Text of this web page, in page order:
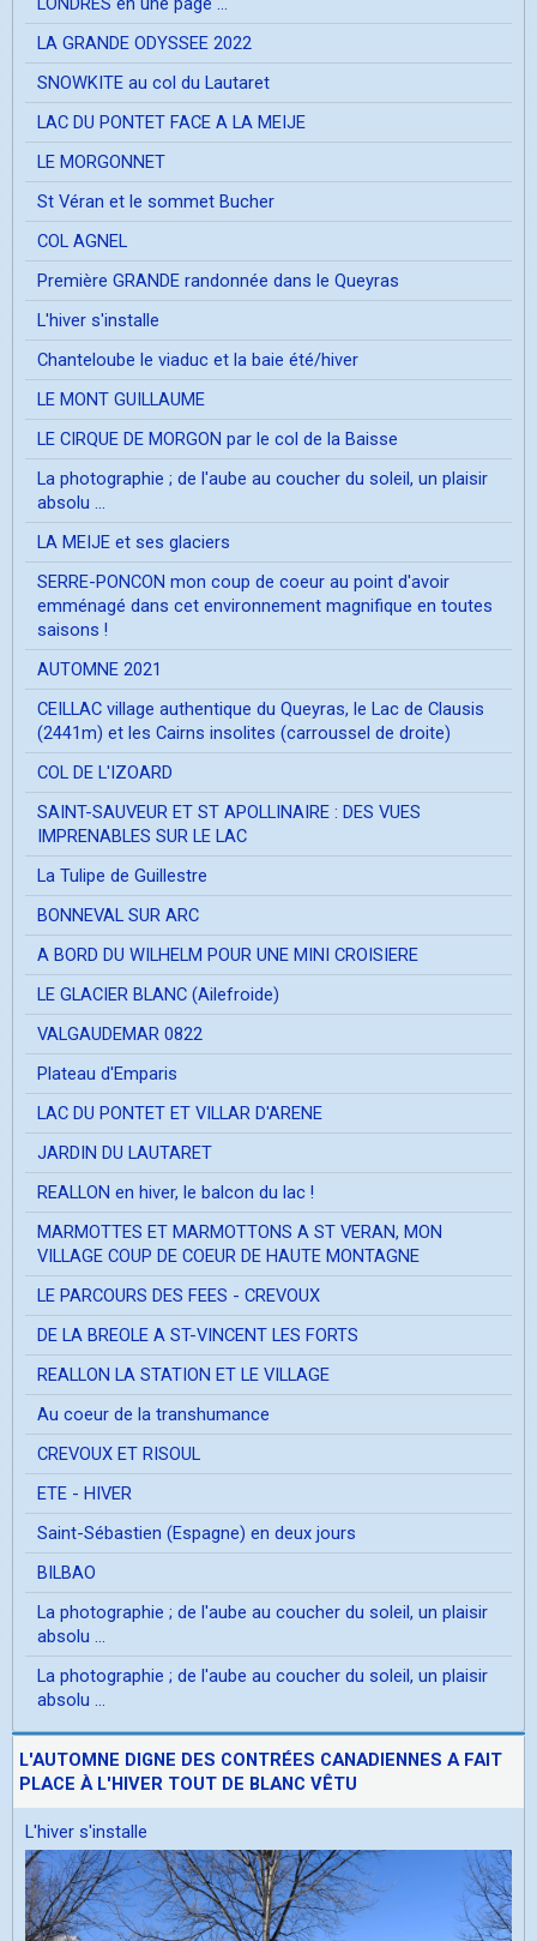
LA GRANDE ODYSSEE 2022
SNOWKITE au col du Lautaret
LAC DU PONTET FACE A LA MEIJE
LE MORGONNET
St Véran et le sommet Bucher
COL AGNEL
Première GRANDE randonnée dans le Queyras
L'hiver s'installe
Chanteloube le viaduc et la baie été/hiver
LE MONT GUILLAUME
LE CIRQUE DE MORGON par le col de la Baisse
La photographie ; de l'aube au coucher du soleil, un plaisir
absolu ...
LA MEIJE et ses glaciers
SERRE-PONCON mon coup de coeur au point d'avoir
emménagé dans cet environnement magnifique en toutes
saisons !
AUTOMNE 2021
CEILLAC village authentique du Queyras, le Lac de Clausis
(2441m) et les Cairns insolites (carroussel de droite)
COL DE L'IZOARD
SAINT-SAUVEUR ET ST APOLLINAIRE : DES VUES
IMPRENABLES SUR LE LAC
La Tulipe de Guillestre
BONNEVAL SUR ARC
A BORD DU WILHELM POUR UNE MINI CROISIERE
LE GLACIER BLANC (Ailefroide)
VALGAUDEMAR 0822
Plateau d'Emparis
LAC DU PONTET ET VILLAR D'ARENE
JARDIN DU LAUTARET
REALLON en hiver, le balcon du lac !
MARMOTTES ET MARMOTTONS A ST VERAN, MON
VILLAGE COUP DE COEUR DE HAUTE MONTAGNE
LE PARCOURS DES FEES - CREVOUX
DE LA BREOLE A ST-VINCENT LES FORTS
REALLON LA STATION ET LE VILLAGE
Au coeur de la transhumance
CREVOUX ET RISOUL
ETE - HIVER
Saint-Sébastien (Espagne) en deux jours
BILBAO
La photographie ; de l'aube au coucher du soleil, un plaisir
absolu ...
La photographie ; de l'aube au coucher du soleil, un plaisir
absolu ...
L'AUTOMNE DIGNE DES CONTRÉES CANADIENNES A FAIT
PLACE À L'HIVER TOUT DE BLANC VÊTU
L'hiver s'installe